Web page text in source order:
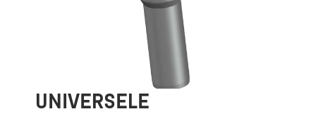
FAQ
UNIVERSELE